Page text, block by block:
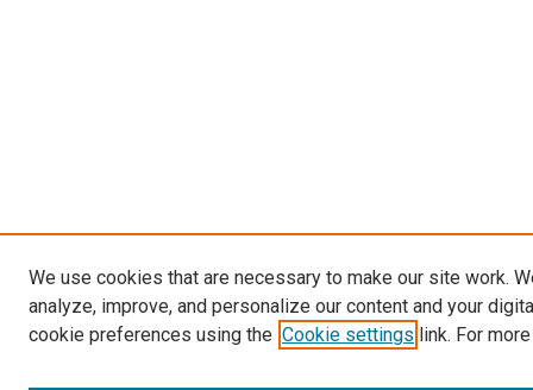
We use cookies that are necessary to make our site work.
analyze, improve, and personalize our content and your
cookie preferences using the Cookie settings link. For